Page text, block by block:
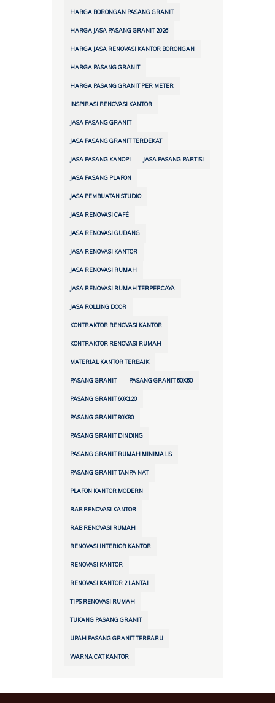
HARGA BORONGAN PASANG GRANIT
HARGA JASA PASANG GRANIT 2026
HARGA JASA RENOVASI KANTOR BORONGAN
HARGA PASANG GRANIT
HARGA PASANG GRANIT PER METER
INSPIRASI RENOVASI KANTOR
JASA PASANG GRANIT
JASA PASANG GRANIT TERDEKAT
JASA PASANG KANOPI JASA PASANG PARTISI
JASA PASANG PLAFON
JASA PEMBUATAN STUDIO
JASA RENOVASI CAFÉ
JASA RENOVASI GUDANG
JASA RENOVASI KANTOR
JASA RENOVASI RUMAH
JASA RENOVASI RUMAH TERPERCAYA
JASA ROLLING DOOR
KONTRAKTOR RENOVASI KANTOR
KONTRAKTOR RENOVASI RUMAH
MATERIAL KANTOR TERBAIK
PASANG GRANIT PASANG GRANIT 60X60
PASANG GRANIT 60X120
PASANG GRANIT 80X80
PASANG GRANIT DINDING
PASANG GRANIT RUMAH MINIMALIS
PASANG GRANIT TANPA NAT
PLAFON KANTOR MODERN
RAB RENOVASI KANTOR
RAB RENOVASI RUMAH
RENOVASI INTERIOR KANTOR
RENOVASI KANTOR
RENOVASI KANTOR 2 LANTAI
TIPS RENOVASI RUMAH
TUKANG PASANG GRANIT
UPAH PASANG GRANIT TERBARU
WARNA CAT KANTOR